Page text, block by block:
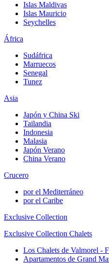
Islas Maldivas
Islas Mauricio
Seychelles
África
Sudáfrica
Marruecos
Senegal
Tunez
Asia
Japón y China Ski
Tailandia
Indonesia
Malasia
Japón Verano
China Verano
Crucero
por el Mediterráneo
por el Caribe
Exclusive Collection
Exclusive Collection Chalets
Los Chalets de Valmorel -
Apartamentos de Grand